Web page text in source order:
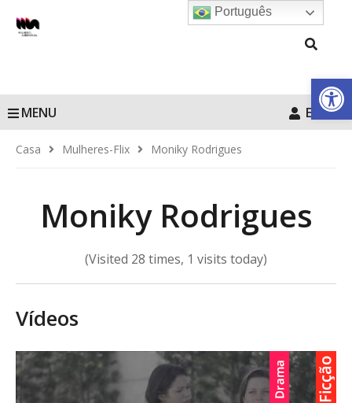
Barra de
MENU Entrar
Casa Mulheres-Flix Moniky Rodrigues
Moniky Rodrigues
(Visited 28 times, 1 visits today)
Vídeos
Português